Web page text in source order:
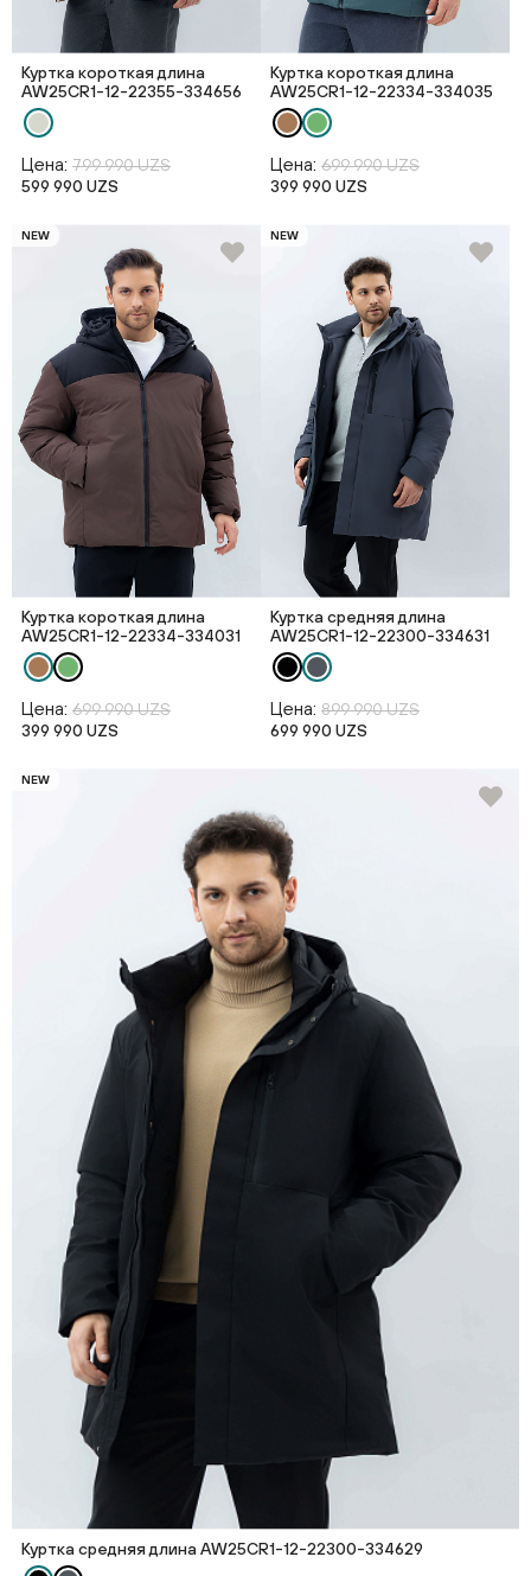
Куртка короткая длина
AW25CR1-12-22355-334656
Цена: 799 990 UZS
599 990 UZS
Куртка короткая длина
AW25CR1-12-22334-334035
Цена: 699 990 UZS
399 990 UZS
NEW
Куртка короткая длина
AW25CR1-12-22334-334031
Цена: 699 990 UZS
399 990 UZS
NEW
Куртка средняя длина
AW25CR1-12-22300-334631
Цена: 899 990 UZS
699 990 UZS
NEW
Куртка средняя длина AW25CR1-12-22300-334629